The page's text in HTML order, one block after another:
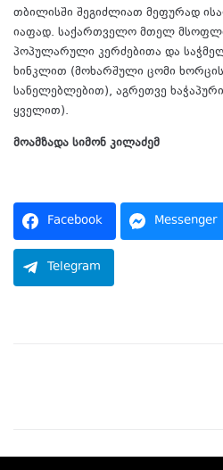
თბილისში შეგიძლიათ მეფურად
იაფად. საქართველო მთელ
პოპულარული კერძებითა და
ხინკლით (მოხარშული ცომი
სანელებლებით), აგრეთვე
ყველით).
მოამზადა სიმონ კილაძემ
Facebook Messenger
Telegram